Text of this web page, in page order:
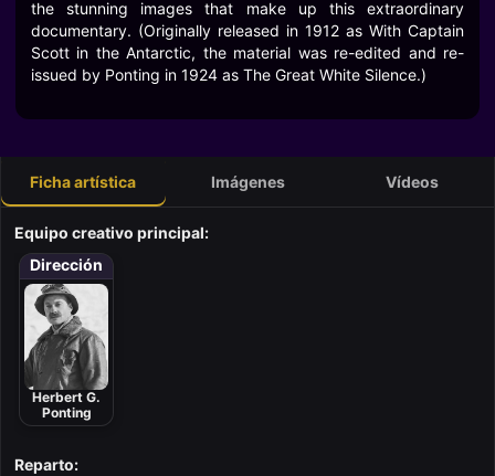
the stunning images that make up this extraordinary
documentary. (Originally released in 1912 as With Captain
Scott in the Antarctic, the material was re-edited and re-
issued by Ponting in 1924 as The Great White Silence.)
Ficha artística Imágenes Vídeos
Equipo creativo principal:
Dirección
Herbert G.
Ponting
Reparto: